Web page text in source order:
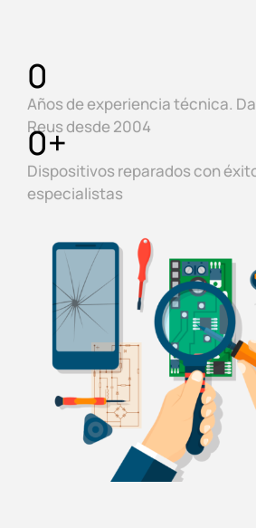
Años de experiencia técnica.
Reus desde 2004
0
Dispositivos reparados con
especialistas
0+